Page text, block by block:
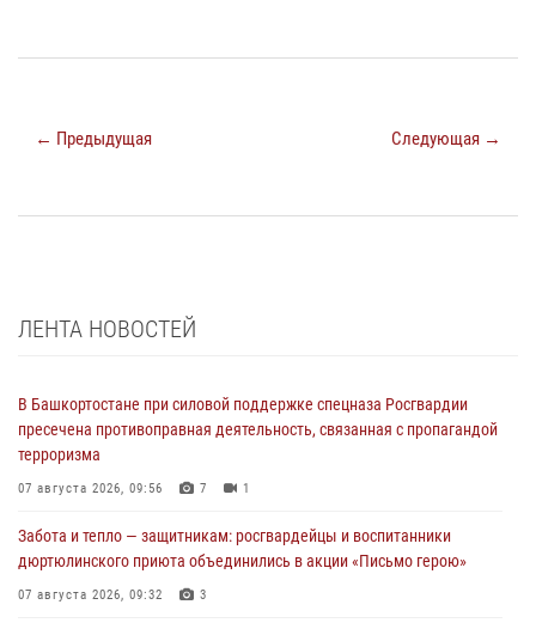
← Предыдущая Следующая →
ЛЕНТА НОВОСТЕЙ
В Башкортостане при силовой поддержке спецназа Росгвардии
пресечена противоправная деятельность, связанная с пропагандой
терроризма
07 августа 2026, 09:56 7 1
Забота и тепло — защитникам: росгвардейцы и воспитанники
дюртюлинского приюта объединились в акции «Письмо герою»
07 августа 2026, 09:32 3